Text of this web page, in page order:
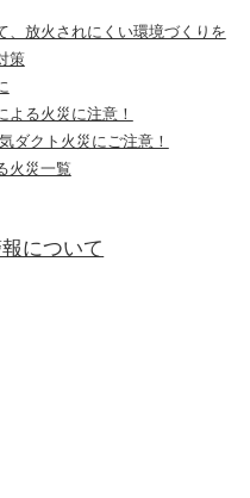
、放火されにくい環境づくりを
策
よる火災に注意！
ダクト火災にご注意！
火災一覧
について